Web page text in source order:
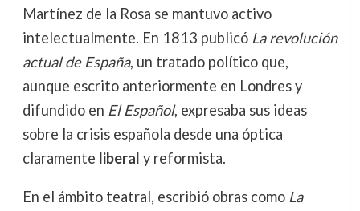
Martínez de la Rosa se mantuvo activo
intelectualmente. En 1813 publicó La revolución
actual de España, un tratado político que,
aunque escrito anteriormente en Londres y
difundido en El Español, expresaba sus ideas
sobre la crisis española desde una óptica
claramente liberal y reformista.
En el ámbito teatral, escribió obras como La